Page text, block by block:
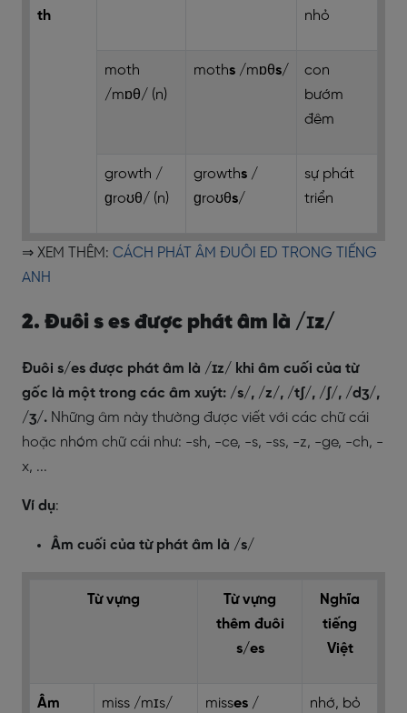
th
nhỏ
moth
/mɒθ/ (n)
moths /mɒθs/
con
bướm
đêm
growth /
ɡroʊθ/ (n)
growths /
ɡroʊθs/
sự phát
triển
⇒ XEM THÊM: CÁCH PHÁT ÂM ĐUÔI ED TRONG TIẾNG
ANH
2. Đuôi s es được phát âm là /ɪz/
Đuôi s/es được phát âm là /ɪz/ khi âm cuối của từ
gốc là một trong các âm xuýt: /s/, /z/, /tʃ/, /ʃ/, /dʒ/,
/ʒ/. Những âm này thường được viết với các chữ cái
hoặc nhóm chữ cái như: -sh, -ce, -s, -ss, -z, -ge, -ch, -
x, ...
Ví dụ:
Âm cuối của từ phát âm là /s/
Từ vựng
Từ vựng
thêm đuôi
s/es
Nghĩa
tiếng
Việt
Âm
miss /mɪs/
misses /
nhớ, bỏ